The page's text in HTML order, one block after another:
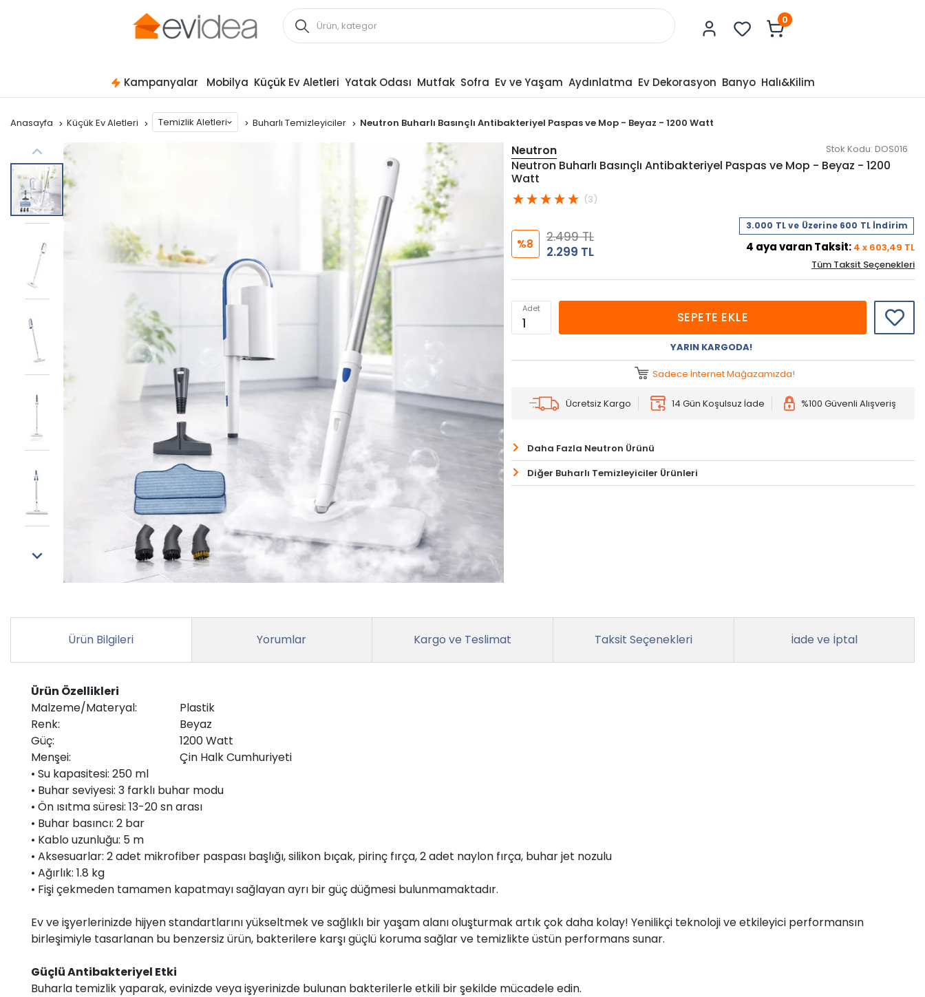
0
Kampanyalar Mobilya Küçük Ev Aletleri Yatak Odası Mutfak Sofra Ev ve Yaşam Aydınlatma Ev Dekorasyon Banyo Halı&Kilim
Anasayfa Küçük Ev Aletleri Temizlik Aletleri Buharlı Temizleyiciler Neutron Buharlı Basınçlı Antibakteriyel Paspas ve Mop - Beyaz - 1200 Watt
Neutron Stok Kodu: DOS016
Neutron Buharlı Basınçlı Antibakteriyel Paspas ve Mop - Beyaz - 1200
Watt
(3)
%8
2.499 TL
2.299 TL
3.000 TL ve Üzerine 600 TL İndirim
4 aya varan Taksit: 4 x 603,49 TL
Tüm Taksit Seçenekleri
Adet
SEPETE EKLE
YARIN KARGODA!
Sadece İnternet Mağazamızda!
Ücretsiz Kargo 14 Gün Koşulsuz İade %100 Güvenli Alışveriş
Daha Fazla Neutron Ürünü
Diğer Buharlı Temizleyiciler Ürünleri
Ürün Bilgileri Yorumlar Kargo ve Teslimat Taksit Seçenekleri İade ve İptal
Ürün Özellikleri
Malzeme/Materyal:
Plastik
Renk:
Beyaz
Güç:
1200 Watt
Menşei:
Çin Halk Cumhuriyeti
• Su kapasitesi: 250 ml
• Buhar seviyesi: 3 farklı buhar modu
• Ön ısıtma süresi: 13-20 sn arası
• Buhar basıncı: 2 bar
• Kablo uzunluğu: 5 m
• Aksesuarlar: 2 adet mikrofiber paspası başlığı, silikon bıçak, pirinç fırça, 2 adet naylon fırça, buhar jet nozulu
• Ağırlık: 1.8 kg
• Fişi çekmeden tamamen kapatmayı sağlayan ayrı bir güç düğmesi bulunmamaktadır.
Ev ve işyerlerinizde hijyen standartlarını yükseltmek ve sağlıklı bir yaşam alanı oluşturmak artık çok daha kolay! Yenilikçi teknoloji ve etkileyici performansın
birleşimiyle tasarlanan bu benzersiz ürün, bakterilere karşı güçlü koruma sağlar ve temizlikte üstün performans sunar.
Güçlü Antibakteriyel Etki
Buharla temizlik yaparak, evinizde veya işyerinizde bulunan bakterilerle etkili bir şekilde mücadele edin.